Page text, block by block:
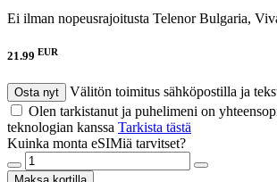
Ei ilman nopeusrajoitusta Telenor Bulgaria,
21.99 EUR
Osta nyt
Välitön toimitus sähköpostilla ja
Olen tarkistanut ja puhelimeni on
teknologian kanssa Tarkista tästä
Kuinka monta eSIMiä tarvitset?